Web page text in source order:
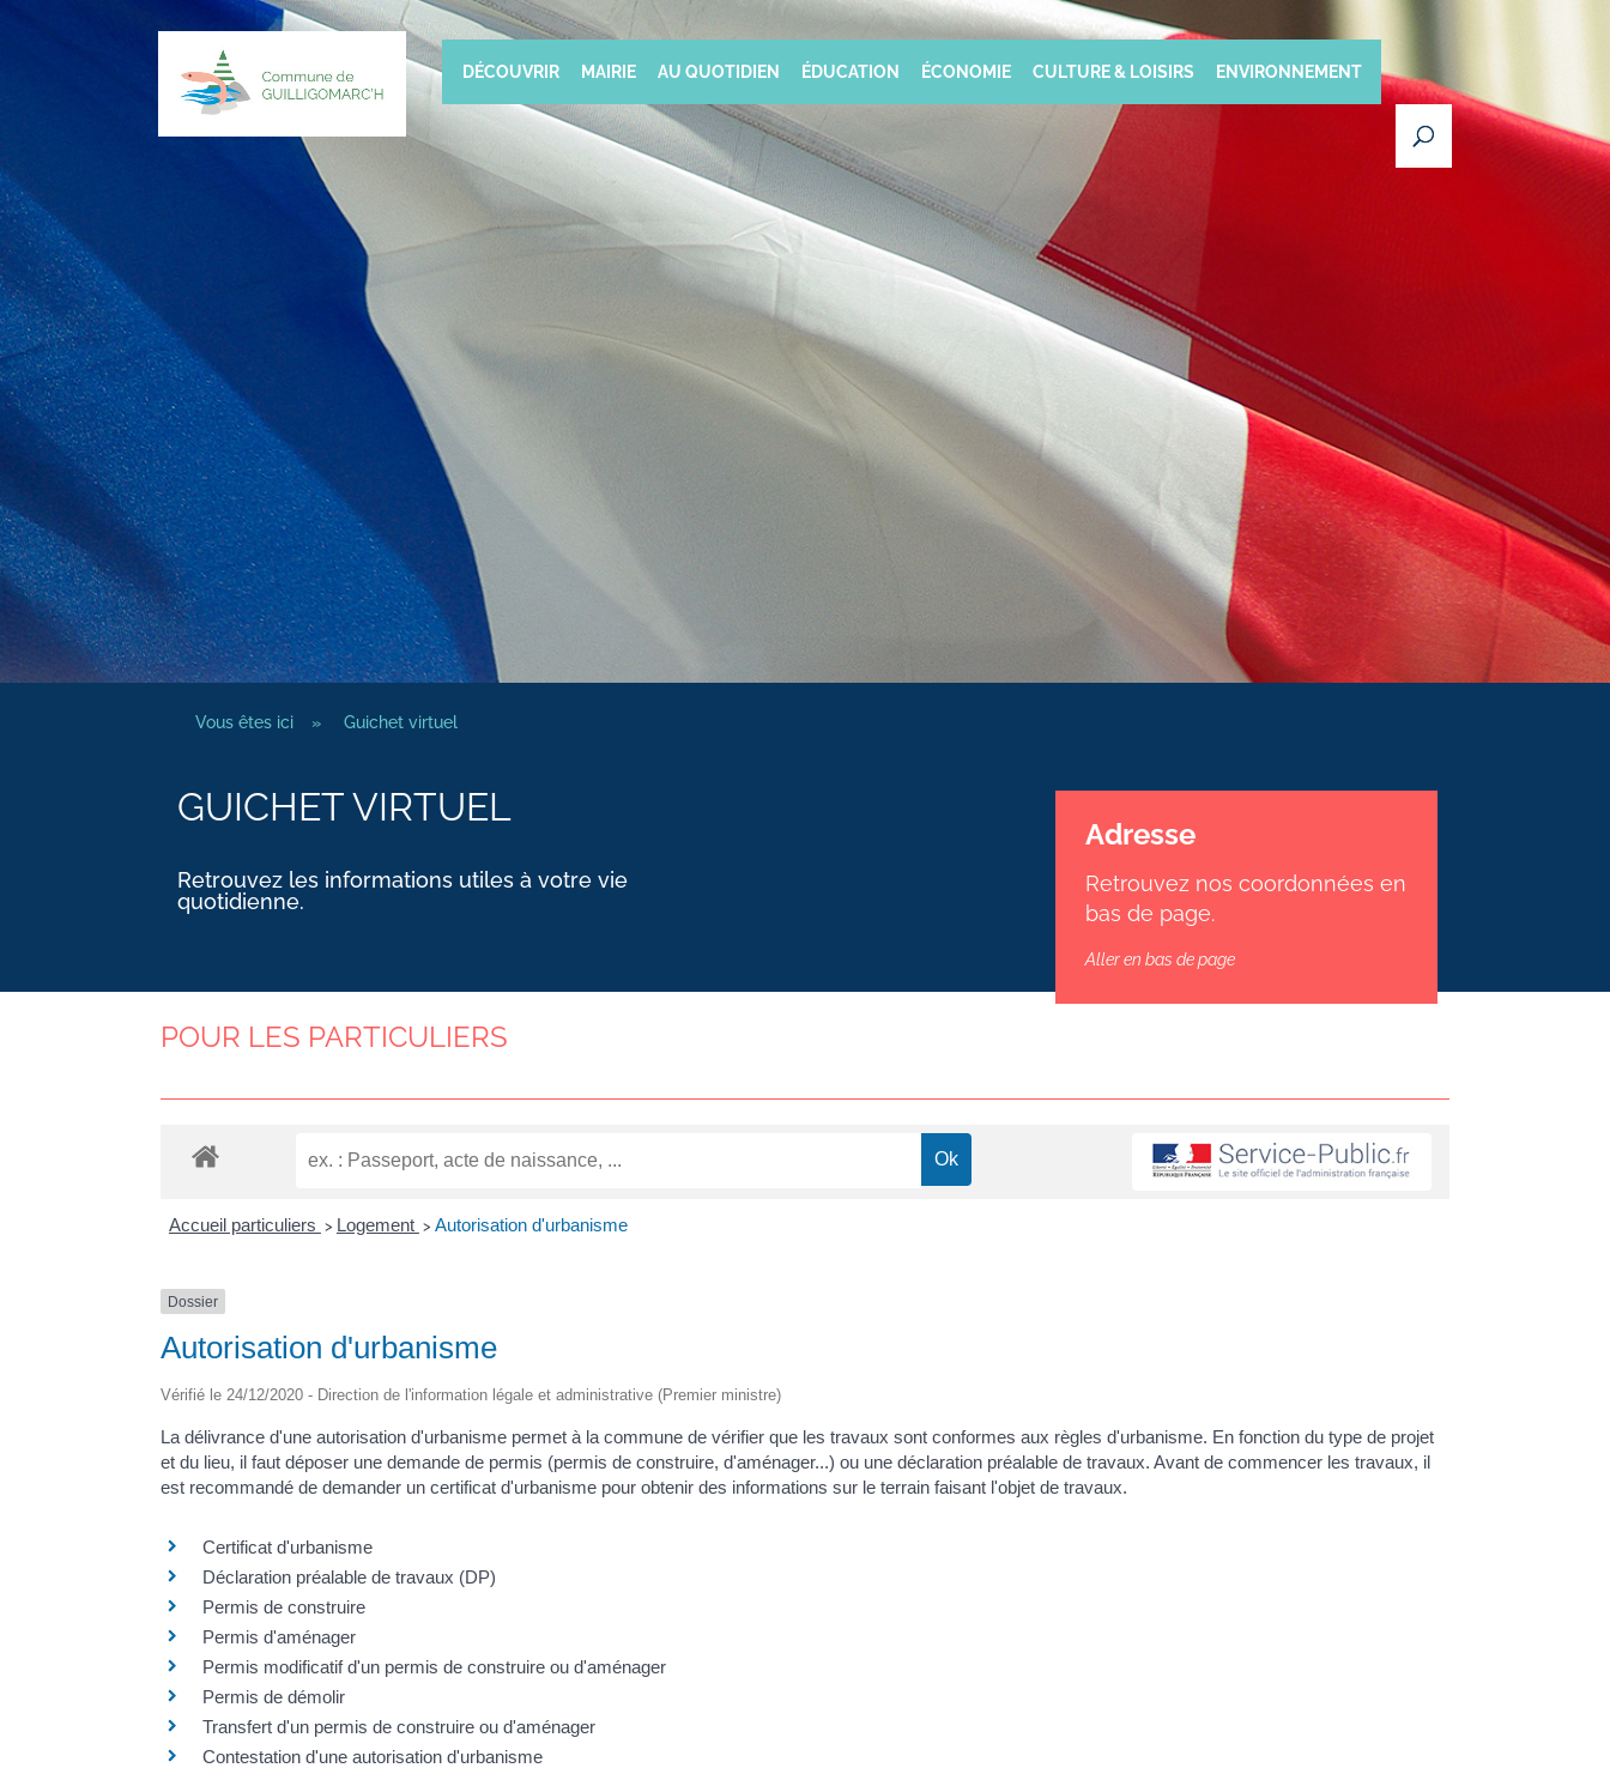
DÉCOUVRIR MAIRIE AU QUOTIDIEN ÉDUCATION ÉCONOMIE CULTURE & LOISIRS ENVIRONNEMENT
Vous êtes ici » Guichet virtuel
GUICHET VIRTUEL
Retrouvez les informations utiles à votre vie
quotidienne.
Adresse
Retrouvez nos coordonnées en
bas de page.
Aller en bas de page
POUR LES PARTICULIERS
Accueil particuliers > Logement > Autorisation d'urbanisme
Dossier
Autorisation d'urbanisme
Vérifié le 24/12/2020 - Direction de l'information légale et administrative (Premier ministre)
La délivrance d'une autorisation d'urbanisme permet à la commune de vérifier que les travaux sont conformes aux règles d'urbanisme. En fonction du type de projet
et du lieu, il faut déposer une demande de permis (permis de construire, d'aménager...) ou une déclaration préalable de travaux. Avant de commencer les travaux, il
est recommandé de demander un certificat d'urbanisme pour obtenir des informations sur le terrain faisant l'objet de travaux.
Certificat d'urbanisme
Déclaration préalable de travaux (DP)
Permis de construire
Permis d'aménager
Permis modificatif d'un permis de construire ou d'aménager
Permis de démolir
Transfert d'un permis de construire ou d'aménager
Contestation d'une autorisation d'urbanisme